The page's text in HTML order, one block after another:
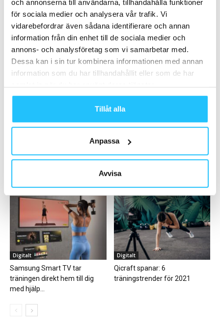
och annonserna till användarna, tillhandahålla funktioner
för sociala medier och analysera vår trafik. Vi
vidarebefordrar även sådana identifierare och annan
information från din enhet till de sociala medier och
annons- och analysföretag som vi samarbetar med.
Dessa kan i sin tur kombinera informationen med annan
information som du har tillhandahållit eller som de har
Tillåt alla
Anpassa
Avvisa
Ladda fler
HETAST JUST NU
Farhad Jabbari, CEO Qicraft
Business
HYROX kan få ny investerare –
fitnessfenomenet blir...
Digitalt
Samsung Smart TV tar
träningen direkt hem till dig
med hjälp...
Digitalt
Qicraft spanar: 6
träningstrender för 2021